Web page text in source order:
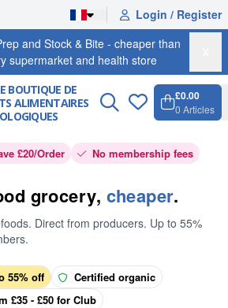
Login / Register
and Stock & Bite - cheaper than
supermarket and health store
BOUTIQUE DE
ALIMENTAIRES
£0.00
0 Articles
£20/Order No membership fees
grocery, cheaper.
Direct from producers. Up to 55%
55% off
Certified organic
£35 - £50 for Club